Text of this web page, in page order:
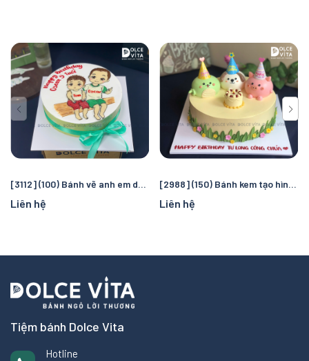
[3112] (100) Bánh vẽ anh em dễ thương cho sinh nhật chung
Liên hệ
[2988] (150) Bánh kem tạo hình các con vật cho dịp sinh nhật chung
Liên hệ
Tiệm bánh Dolce Vita
Hotline